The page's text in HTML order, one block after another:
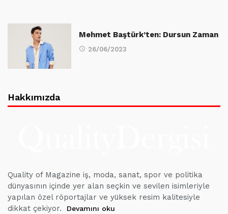
Mehmet Baştürk’ten: Dursun Zaman
26/06/2023
Hakkımızda
Quality of Magazine iş, moda, sanat, spor ve politika
dünyasının içinde yer alan seçkin ve sevilen isimleriyle
yapılan özel röportajlar ve yüksek resim kalitesiyle
dikkat çekiyor.
Devamını oku